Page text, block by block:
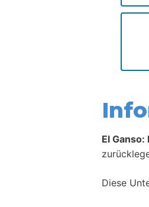
El Ganso:
Diese